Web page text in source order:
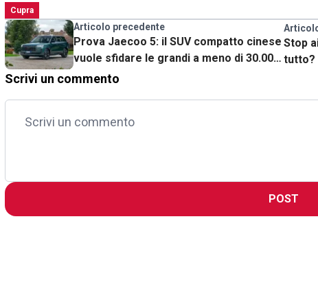
Cupra
Articolo precedente
Prova Jaecoo 5: il SUV compatto cinese
vuole sfidare le grandi a meno di 30.000
euro
Stop
tutto?
Scrivi un commento
POST